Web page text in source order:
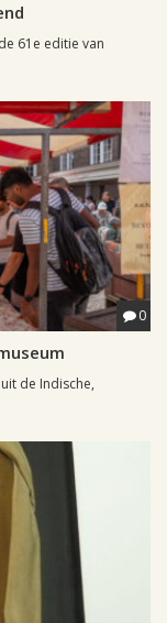
61e editie van
0
de Indische,